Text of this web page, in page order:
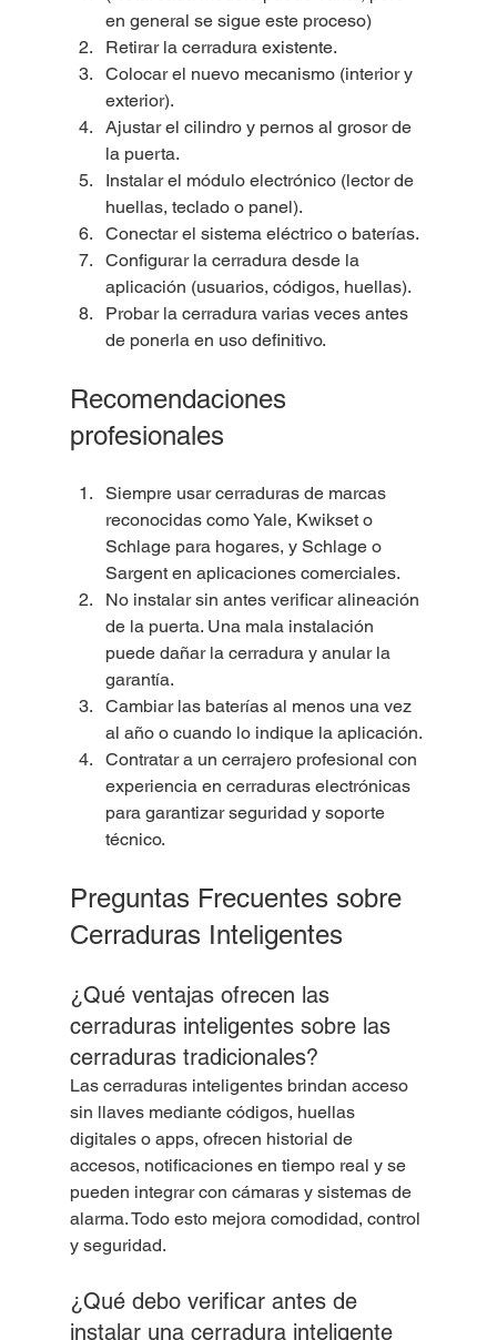
en general se sigue este proceso)
Retirar la cerradura existente.
Colocar el nuevo mecanismo (interior y
exterior).
Ajustar el cilindro y pernos al grosor de
la puerta.
Instalar el módulo electrónico (lector de
huellas, teclado o panel).
Conectar el sistema eléctrico o baterías.
Configurar la cerradura desde la
aplicación (usuarios, códigos, huellas).
Probar la cerradura varias veces antes
de ponerla en uso definitivo.
Recomendaciones
profesionales
Siempre usar cerraduras de marcas
reconocidas como Yale, Kwikset o
Schlage para hogares, y Schlage o
Sargent en aplicaciones comerciales.
No instalar sin antes verificar alineación
de la puerta. Una mala instalación
puede dañar la cerradura y anular la
garantía.
Cambiar las baterías al menos una vez
al año o cuando lo indique la aplicación.
Contratar a un cerrajero profesional con
experiencia en cerraduras electrónicas
para garantizar seguridad y soporte
técnico.
Preguntas Frecuentes sobre
Cerraduras Inteligentes
¿Qué ventajas ofrecen las
cerraduras inteligentes sobre las
cerraduras tradicionales?
Las cerraduras inteligentes brindan acceso
sin llaves mediante códigos, huellas
digitales o apps, ofrecen historial de
accesos, notificaciones en tiempo real y se
pueden integrar con cámaras y sistemas de
alarma. Todo esto mejora comodidad, control
y seguridad.
¿Qué debo verificar antes de
instalar una cerradura inteligente